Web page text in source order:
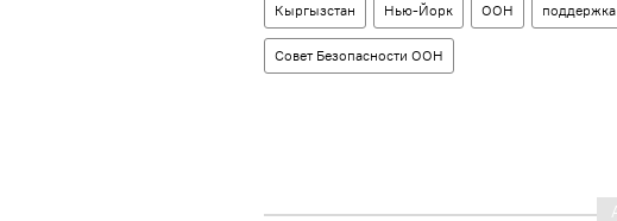
Кыргызстан Нью-Йорк ООН поддержка
Совет Безопасности ООН